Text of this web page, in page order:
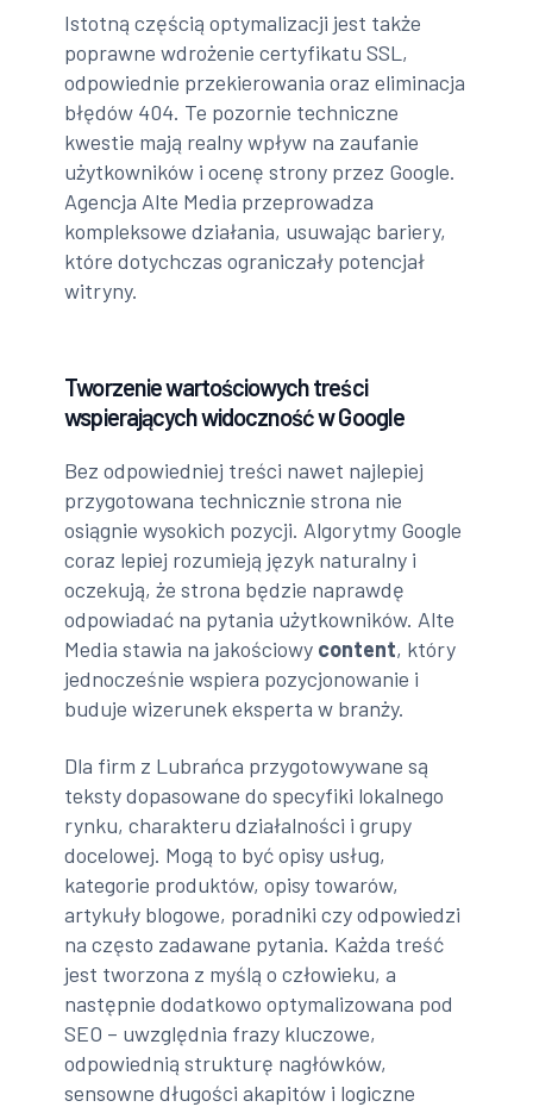
Istotną częścią optymalizacji jest także
poprawne wdrożenie certyfikatu SSL,
odpowiednie przekierowania oraz eliminacja
błędów 404. Te pozornie techniczne
kwestie mają realny wpływ na zaufanie
użytkowników i ocenę strony przez Google.
Agencja Alte Media przeprowadza
kompleksowe działania, usuwając bariery,
które dotychczas ograniczały potencjał
witryny.
Tworzenie wartościowych treści
wspierających widoczność w Google
Bez odpowiedniej treści nawet najlepiej
przygotowana technicznie strona nie
osiągnie wysokich pozycji. Algorytmy Google
coraz lepiej rozumieją język naturalny i
oczekują, że strona będzie naprawdę
odpowiadać na pytania użytkowników. Alte
Media stawia na jakościowy content, który
jednocześnie wspiera pozycjonowanie i
buduje wizerunek eksperta w branży.
Dla firm z Lubrańca przygotowywane są
teksty dopasowane do specyfiki lokalnego
rynku, charakteru działalności i grupy
docelowej. Mogą to być opisy usług,
kategorie produktów, opisy towarów,
artykuły blogowe, poradniki czy odpowiedzi
na często zadawane pytania. Każda treść
jest tworzona z myślą o człowieku, a
następnie dodatkowo optymalizowana pod
SEO – uwzględnia frazy kluczowe,
odpowiednią strukturę nagłówków,
sensowne długości akapitów i logiczne